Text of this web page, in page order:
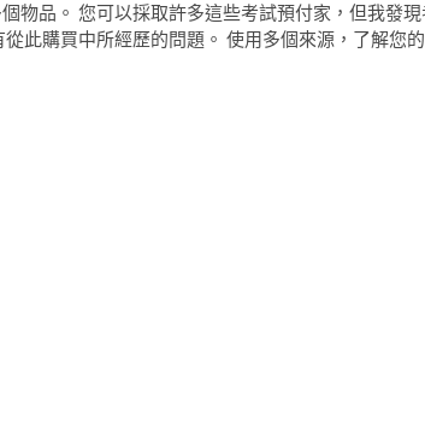
物品。 您可以採取許多這些考試預付家，但我發
此購買中所經歷的問題。 使用多個來源，了解您